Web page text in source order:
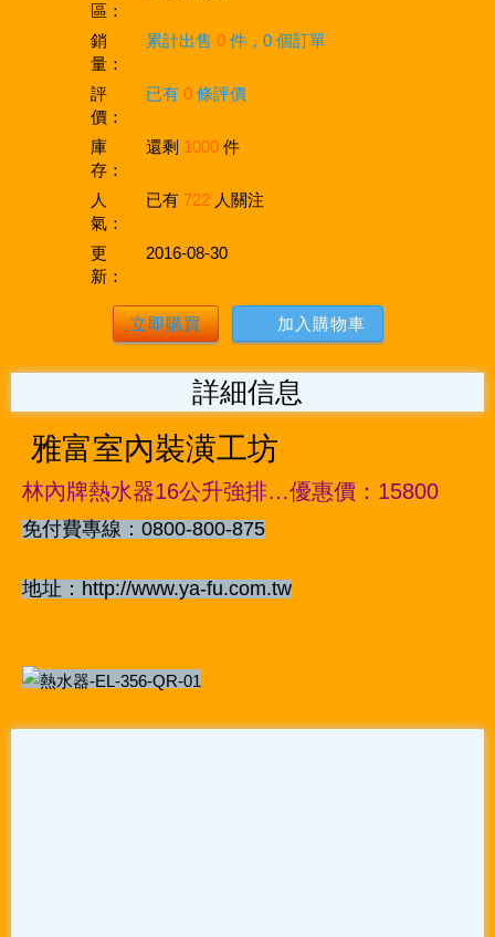
區：
銷
量：
累計出售 0件，0 個訂單
評
價：
已有 0條評價
庫
存：
還剩 1000件
人
氣：
已有 722 人關注
更
新：
2016-08-30
立即購買 加入購物車
詳細信息
雅富室內裝潢工坊
林內牌熱水器16公升強排…優惠價：15800
免付費專線：0800-800-875
地址：http://www.ya-fu.com.tw